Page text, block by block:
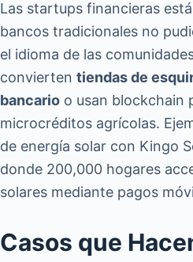
Las startups financieras
bancos tradicionales no
el idioma de las
convierten tiendas de
bancario o usan blockchain
microcréditos agrícolas.
de energía solar con Kingo
donde 200,000 hogares
solares mediante pagos
Casos que